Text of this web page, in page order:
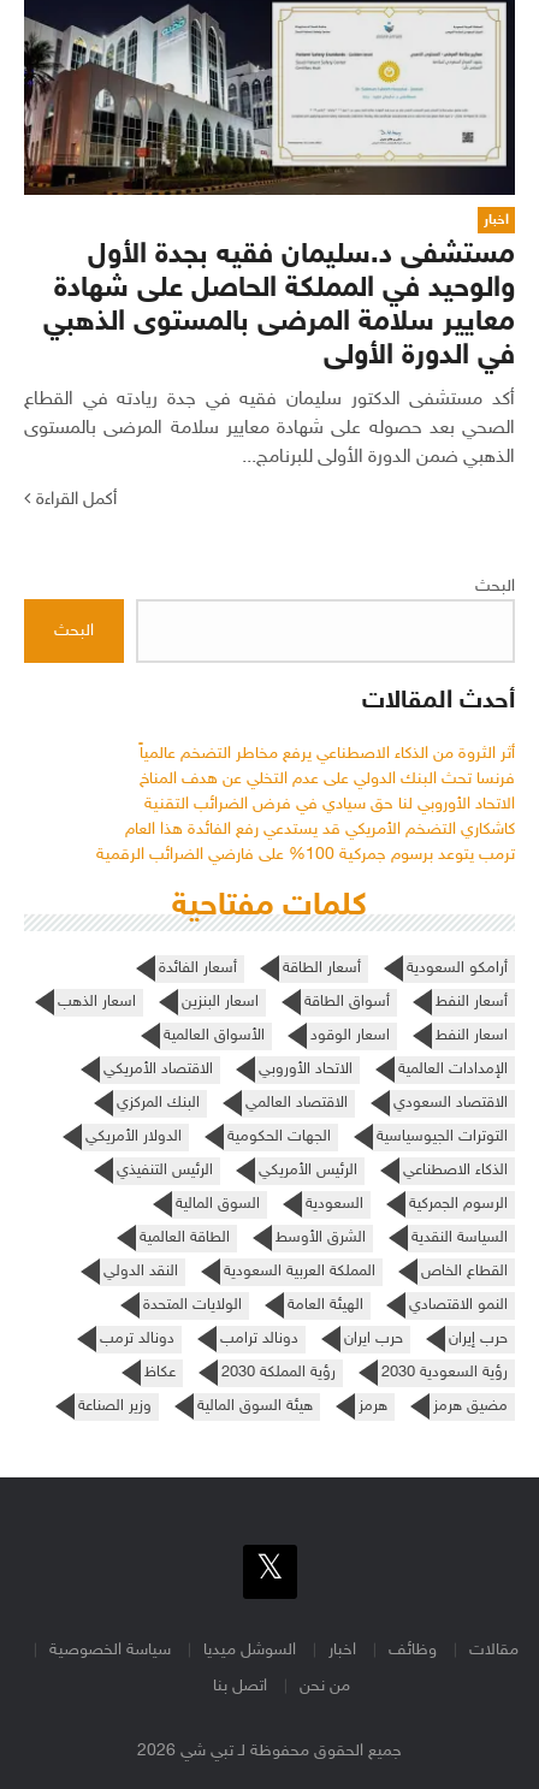
اخبار
مستشفى د.سليمان فقيه بجدة الأول
والوحيد في المملكة الحاصل على شهادة
معايير سلامة المرضى بالمستوى الذهبي
في الدورة الأولى
أكد مستشفى الدكتور سليمان فقيه في جدة ريادته في القطاع
الصحي بعد حصوله على شهادة معايير سلامة المرضى بالمستوى
الذهبي ضمن الدورة الأولى للبرنامج...
أكمل القراءة
البحث
البحث
أحدث المقالات
أثر الثروة من الذكاء الاصطناعي يرفع مخاطر التضخم عالمياً
فرنسا تحث البنك الدولي على عدم التخلي عن هدف المناخ
الاتحاد الأوروبي لنا حق سيادي في فرض الضرائب التقنية
كاشكاري التضخم الأمريكي قد يستدعي رفع الفائدة هذا العام
ترمب يتوعد برسوم جمركية 100% على فارضي الضرائب الرقمية
كلمات مفتاحية
أرامكو السعودية أسعار الطاقة
أسعار الفائدة
أسعار النفط
أسواق الطاقة اسعار البنزين
اسعار الذهب
اسعار النفط
اسعار الوقود
الأسواق العالمية
الإمدادات العالمية
الاتحاد الأوروبي
الاقتصاد الأمريكي
الاقتصاد السعودي
الاقتصاد العالمي
البنك المركزي
التوترات الجيوسياسية
الجهات الحكومية
الدولار الأمريكي
الذكاء الاصطناعي
الرئيس الأمريكي
الرئيس التنفيذي
الرسوم الجمركية
السعودية
السوق المالية
السياسة النقدية
الشرق الأوسط
الطاقة العالمية
القطاع الخاص
المملكة العربية السعودية
النقد الدولي
النمو الاقتصادي
الهيئة العامة
الولايات المتحدة
حرب إيران
حرب ايران دونالد ترامب
دونالد ترمب
رؤية السعودية 2030
رؤية المملكة 2030
عكاظ
مضيق هرمز
هرمز هيئة السوق المالية وزير الصناعة
مقالات وظائف اخبار السوشل ميديا
سياسة الخصوصية
من نحن
اتصل بنا
جميع الحقوق محفوظة لـ تبي شي 2026